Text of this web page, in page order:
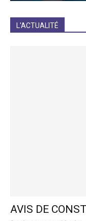
L'ACTUALITÉ
AVIS DE